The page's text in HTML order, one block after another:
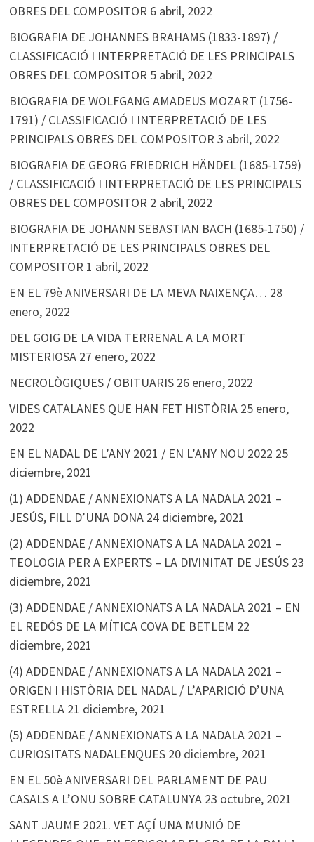
OBRES DEL COMPOSITOR 6 abril, 2022
BIOGRAFIA DE JOHANNES BRAHAMS (1833-1897) /
CLASSIFICACIÓ I INTERPRETACIÓ DE LES PRINCIPALS
OBRES DEL COMPOSITOR 5 abril, 2022
BIOGRAFIA DE WOLFGANG AMADEUS MOZART (1756-
1791) / CLASSIFICACIÓ I INTERPRETACIÓ DE LES
PRINCIPALS OBRES DEL COMPOSITOR 3 abril, 2022
BIOGRAFIA DE GEORG FRIEDRICH HÄNDEL (1685-1759)
/ CLASSIFICACIÓ I INTERPRETACIÓ DE LES PRINCIPALS
OBRES DEL COMPOSITOR 2 abril, 2022
BIOGRAFIA DE JOHANN SEBASTIAN BACH (1685-1750) /
INTERPRETACIÓ DE LES PRINCIPALS OBRES DEL
COMPOSITOR 1 abril, 2022
EN EL 79è ANIVERSARI DE LA MEVA NAIXENÇA… 28
enero, 2022
DEL GOIG DE LA VIDA TERRENAL A LA MORT
MISTERIOSA 27 enero, 2022
NECROLÒGIQUES / OBITUARIS 26 enero, 2022
VIDES CATALANES QUE HAN FET HISTÒRIA 25 enero,
2022
EN EL NADAL DE L’ANY 2021 / EN L’ANY NOU 2022 25
diciembre, 2021
(1) ADDENDAE / ANNEXIONATS A LA NADALA 2021 –
JESÚS, FILL D’UNA DONA 24 diciembre, 2021
(2) ADDENDAE / ANNEXIONATS A LA NADALA 2021 –
TEOLOGIA PER A EXPERTS – LA DIVINITAT DE JESÚS 23
diciembre, 2021
(3) ADDENDAE / ANNEXIONATS A LA NADALA 2021 – EN
EL REDÓS DE LA MÍTICA COVA DE BETLEM 22
diciembre, 2021
(4) ADDENDAE / ANNEXIONATS A LA NADALA 2021 –
ORIGEN I HISTÒRIA DEL NADAL / L’APARICIÓ D’UNA
ESTRELLA 21 diciembre, 2021
(5) ADDENDAE / ANNEXIONATS A LA NADALA 2021 –
CURIOSITATS NADALENQUES 20 diciembre, 2021
EN EL 50è ANIVERSARI DEL PARLAMENT DE PAU
CASALS A L’ONU SOBRE CATALUNYA 23 octubre, 2021
SANT JAUME 2021. VET AÇÍ UNA MUNIÓ DE